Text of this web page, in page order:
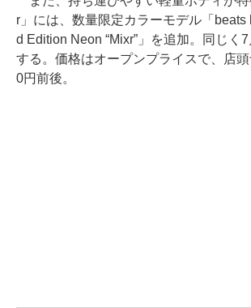
r」には、数量限定カラーモデル「beats
d Edition Neon “Mixr”」を追加。同じく
する。価格はオープンプライスで、店
0円前後。